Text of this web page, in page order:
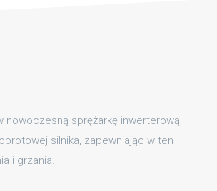
sprężarkę inwerterową,
silnika, zapewniając w ten
i grzania.